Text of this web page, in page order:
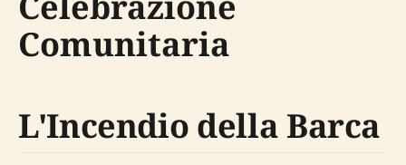
Comunitaria
L'Incendio della Barca